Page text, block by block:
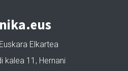
Elkartea
kalea 11, Hernani